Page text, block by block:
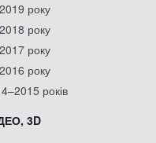
року
року
року
року
років
3D